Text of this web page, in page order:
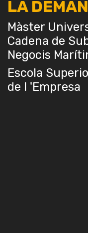
LA
Màster
Cadena de
Negocis
Escola
de l 'Empresa